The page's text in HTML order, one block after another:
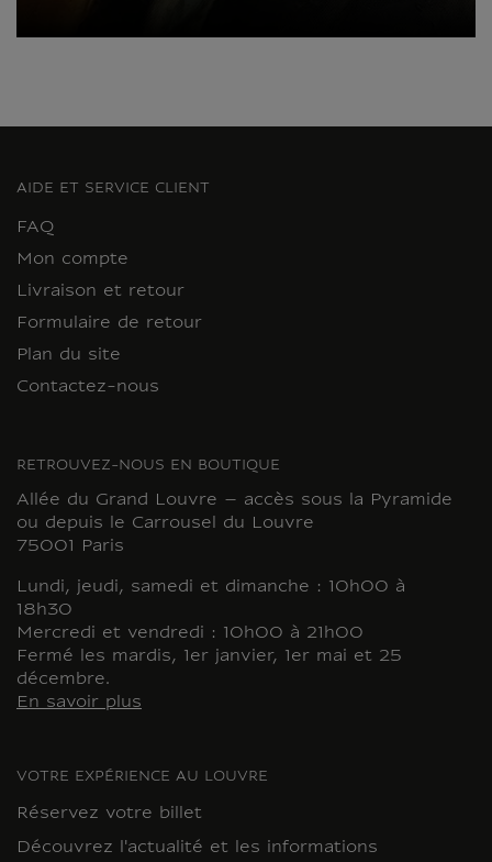
AIDE ET SERVICE CLIENT
FAQ
Mon compte
Livraison et retour
Formulaire de retour
Plan du site
Contactez-nous
RETROUVEZ-NOUS EN BOUTIQUE
Allée du Grand Louvre – accès sous la Pyramide
ou depuis le Carrousel du Louvre
75001 Paris
Lundi, jeudi, samedi et dimanche : 10h00 à
18h30
Mercredi et vendredi : 10h00 à 21h00
Fermé les mardis, 1er janvier, 1er mai et 25
décembre.
En savoir plus
VOTRE EXPÉRIENCE AU LOUVRE
Réservez votre billet
Découvrez l'actualité et les informations